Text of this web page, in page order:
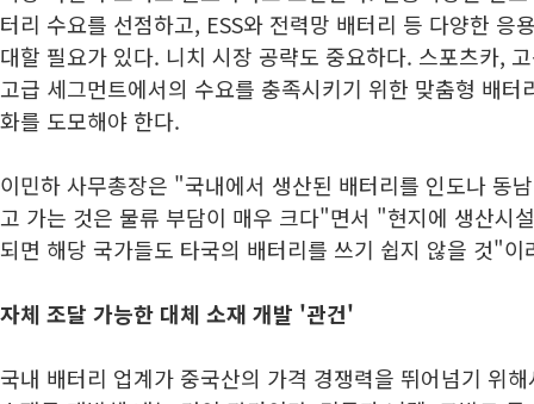
터리 수요를 선점하고, ESS와 전력망 배터리 등 다양한 응
대할 필요가 있다. 니치 시장 공략도 중요하다. 스포츠카,
고급 세그먼트에서의 수요를 충족시키기 위한 맞춤형 배터
화를 도모해야 한다.
이민하 사무총장은 "국내에서 생산된 배터리를 인도나 동
고 가는 것은 물류 부담이 매우 크다"면서 "현지에 생산시
되면 해당 국가들도 타국의 배터리를 쓰기 쉽지 않을 것"이
자체 조달 가능한 대체 소재 개발 '관건'
국내 배터리 업계가 중국산의 가격 경쟁력을 뛰어넘기 위